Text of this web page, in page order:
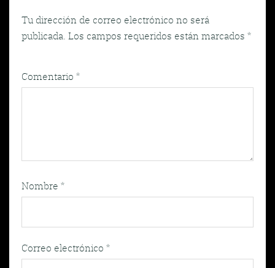
Tu dirección de correo electrónico no será
publicada. Los campos requeridos están marcados *
Comentario *
Nombre *
Correo electrónico *